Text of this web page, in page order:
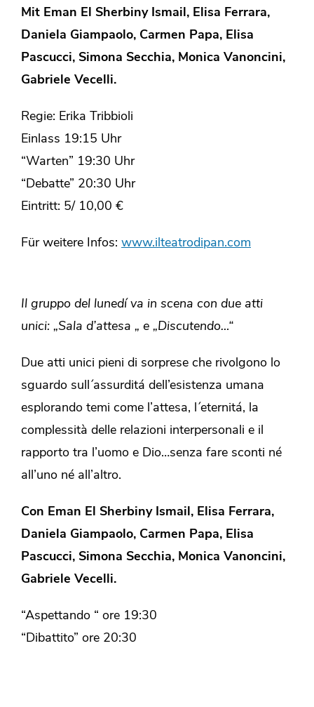
Mit Eman El Sherbiny Ismail, Elisa Ferrara,
Daniela Giampaolo, Carmen Papa, Elisa
Pascucci, Simona Secchia, Monica Vanoncini,
Gabriele Vecelli.
Regie: Erika Tribbioli
Einlass 19:15 Uhr
“Warten” 19:30 Uhr
“Debatte” 20:30 Uhr
Eintritt: 5/ 10,00 €
Für weitere Infos: www.ilteatrodipan.com
Il gruppo del lunedí va in scena con due atti
unici: „Sala d’attesa „ e „Discutendo…“
Due atti unici pieni di sorprese che rivolgono lo
sguardo sull´assurditá dell’esistenza umana
esplorando temi come l’attesa, l´eternitá, la
complessità delle relazioni interpersonali e il
rapporto tra l’uomo e Dio…senza fare sconti né
all’uno né all’altro.
Con Eman El Sherbiny Ismail, Elisa Ferrara,
Daniela Giampaolo, Carmen Papa, Elisa
Pascucci, Simona Secchia, Monica Vanoncini,
Gabriele Vecelli.
“Aspettando “ ore 19:30
“Dibattito” ore 20:30